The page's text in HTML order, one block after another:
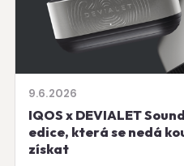
9.6.2026
IQOS x DEVIALET
edice, která se nedá
získat